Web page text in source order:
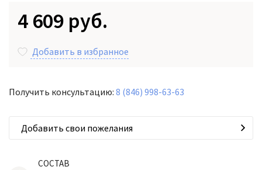
4 609 руб.
Добавить в избранное
Получить консультацию: 8 (846) 998-63-63
Добавить свои пожелания
СОСТАВ